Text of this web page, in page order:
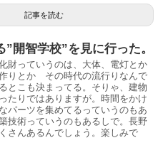
記事を読む
”開智学校”を見に行った。
財っていうのは、大体、電灯とか
りとか その時代の流行りなんで
とこも決まってる。そりゃ、建物
たりではありますが。時間をかけ
パーツを集めてるっていうのもあ
技術っていうのもあるしで。長野
さんあるんでしょう。楽しみで